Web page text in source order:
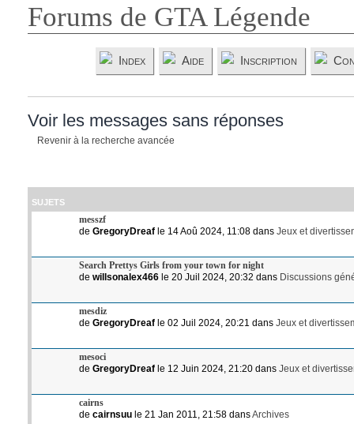
Forums de GTA Légende
Index Aide Inscription
Voir les messages sans réponses
Revenir à la recherche avancée
SUJETS
messzf
de GregoryDreafle 14 Aoû 2024, 11:08 dans Jeux et
Search Prettys Girls from your town for night
de willsonalex466le 20 Juil 2024, 20:32 dans Discussions
mesdiz
de GregoryDreafle 02 Juil 2024, 20:21 dans Jeux et
mesoci
de GregoryDreafle 12 Juin 2024, 21:20 dans Jeux et
cairns
de cairnsuule 21 Jan 2011, 21:58 dansArchives